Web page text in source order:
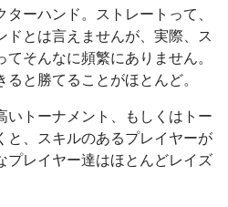
ーハンド。ストレートって、
とは言えませんが、実際、ス
そんなに頻繁にありません。
と勝てることがほとんど。
いトーナメント、もしくはトー
と、スキルのあるプレイヤーが
プレイヤー達はほとんどレイズ